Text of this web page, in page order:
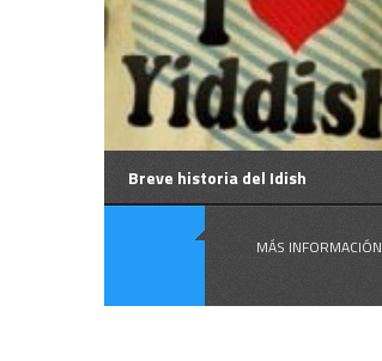
Breve historia del Idish
MÁS INFORMACIÓN